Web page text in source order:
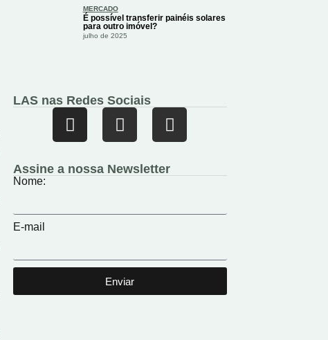
MERCADO
É possível transferir painéis solares
para outro imóvel?
julho de 2025
LAS nas Redes Sociais
Assine a nossa Newsletter
Nome:
E-mail
Enviar